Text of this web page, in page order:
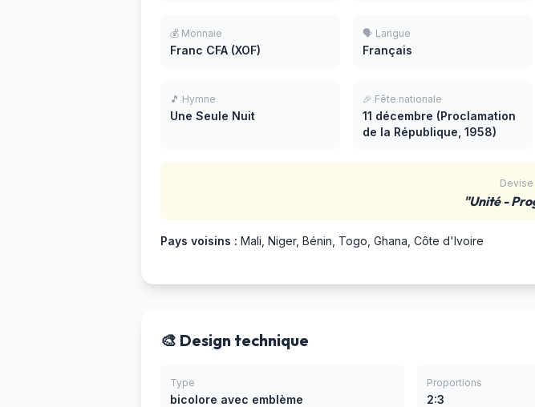
💰 Monnaie
Franc CFA (XOF)
🗣️ Langue
Français
🎵 Hymne
Une Seule Nuit
🎉 Fête nationale
11 décembre (Proclamation
de la République, 1958)
"Unité -
Pays voisins : Mali, Niger, Bénin, Togo, Ghana, Côte d'Ivoire
🎨 Design technique
Type
bicolore avec emblème
Proportions
2:3